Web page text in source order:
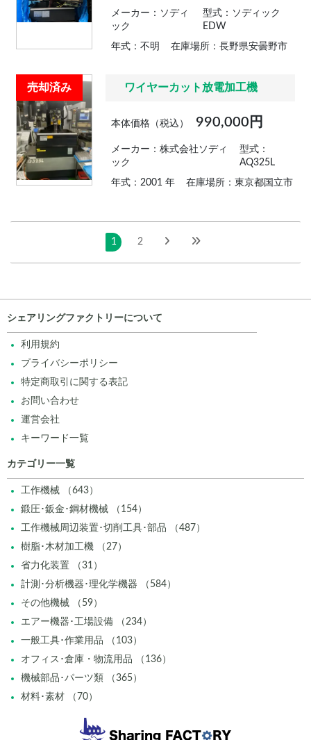
メーカー：ソディ
ック
型式：ソディック
EDW
年式：不明 在庫場所：長野県安曇野市
売却済み ワイヤーカット放電加工機
本体価格（税込） 990,000円
メーカー：株式会社ソディ
ック
型式：
AQ325L
年式：2001 年 在庫場所：東京都国立市
1 2
シェアリングファクトリーについて
利用規約
プライバシーポリシー
特定商取引に関する表記
お問い合わせ
運営会社
キーワード一覧
カテゴリー一覧
工作機械 （643）
鍛圧･鈑金･鋼材機械 （154）
工作機械周辺装置･切削工具･部品 （487）
樹脂･木材加工機 （27）
省力化装置 （31）
計測･分析機器･理化学機器 （584）
その他機械 （59）
エアー機器･工場設備 （234）
一般工具･作業用品 （103）
オフィス･倉庫・物流用品 （136）
機械部品･パーツ類 （365）
材料･素材 （70）